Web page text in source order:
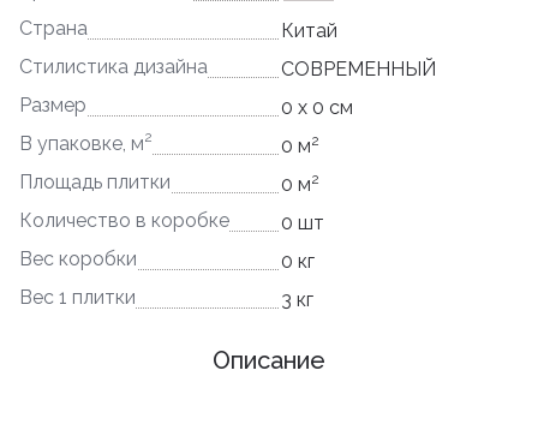
Страна
Китай
Стилистика дизайна
СОВРЕМЕННЫЙ
Размер
0 x 0 см
В упаковке, м2 0 м2
Площадь плитки 0 м2
Количество в коробке
0 шт
Вес коробки
0 кг
Вес 1 плитки
3 кг
Описание